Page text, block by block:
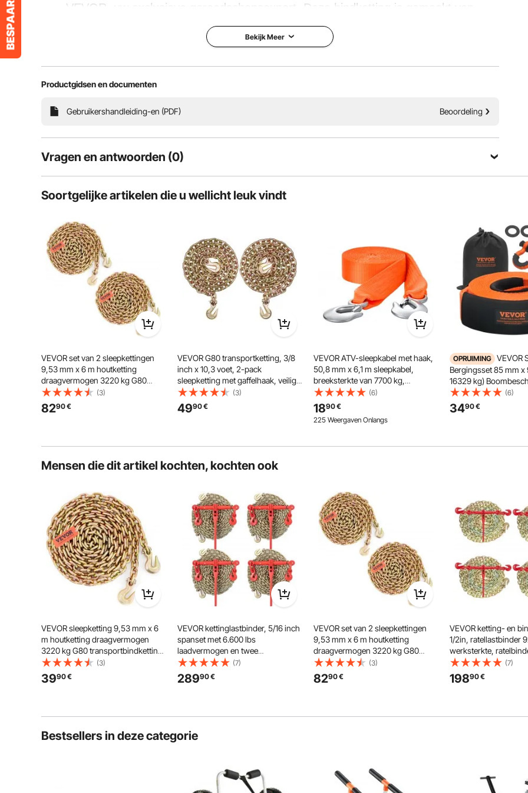
VEVOR, uw exclusieve gereedschapsexpert. Deze bindketting is gemaakt van
hoogwaardig staal en is geslaagd voor de DOT Class 80-certificering. Het beschikt ook
over gelegeerde stalen grijphaken voor een betere grip van grote ladingen.
Laadvermogen van 4900 pond
dok
Bekijk Meer
Productgidsen en documenten
Gebruikershandleiding-en (PDF) Beoordeling
Vragen en antwoorden (0)
Is het product duurzaam? ...
Stel de eerste vraag
Soortgelijke artikelen die u wellicht leuk vindt
VEVOR set van 2 sleepkettingen
9,53 mm x 6 m houtketting
draagvermogen 3220 kg G80
transportbindketting stalen
bosbouwketting stalen ketting
robuuste ketting voor hijsen, laden,
(3)
8290€
VEVOR G80 transportketting, 3/8
inch x 10,3 voet, 2-pack
sleepketting met gaffelhaak, veilige
werklast van 7100 lbs, zware
bosbouwketting voor het transport
van sleepwagen-bindapparatuur
(3)
4990€
VEVOR ATV-sleepkabel met haak,
50,8 mm x 6,1 m sleepkabel,
breeksterkte van 7700 kg,
bergingskabel met veiligheidshaak
voor vrachtwagens en voertuigen,
sleepaccessoires voor pechhulp
(6)
1890€
225 Weergaven Onlangs
OPRUIMING VEVOR
Bergingsset 85 mm x
16329 kg)
Lierband, Drievoudig
Lus &
Opbergtas, 3/4 inch
(6)
3490€
Mensen die dit artikel kochten, kochten ook
VEVOR sleepketting 9,53 mm x 6
m houtketting draagvermogen
3220 kg G80 transportbindketting
stalen bosbouwketting stalen
ketting robuuste ketting voor
heffen, laden, slepen, vastbinden
(3)
3990€
VEVOR kettinglastbinder, 5/16 inch
spanset met 6.600 lbs
laadvermogen en twee
bevestigingshaken, inclusief (4)
ratelbevestigingen – (4) 21 inch
Grade 80 kettingen,
(7)
28990€
VEVOR set van 2 sleepkettingen
9,53 mm x 6 m houtketting
draagvermogen 3220 kg G80
transportbindketting stalen
bosbouwketting stalen ketting
robuuste ketting voor hijsen, laden,
(3)
8290€
VEVOR ketting- en
1/2in, ratellastbinder
werksterkte,
kettingen, 3/8in x 10ft
met G70 haak, voor
vastsjorren, slepen,
(7)
19890€
Bestsellers in deze categorie